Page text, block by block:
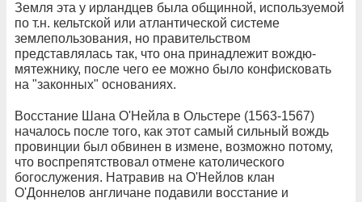
Земля эта у ирландцев была общинной, используемой
по т.н. кельтской или атлантической системе
землепользования, но правительством
представлялась так, что она принадлежит вождю-
мятежнику, после чего ее можно было конфисковать
на "законных" основаниях.
Восстание Шана О'Нейла в Ольстере (1563-1567)
началось после того, как этот самый сильный вождь
провинции был обвинен в измене, возможно потому,
что воспрепятствовал отмене католического
богослужения. Натравив на О'Нейлов клан
О'Доннелов англичане подавили восстание и